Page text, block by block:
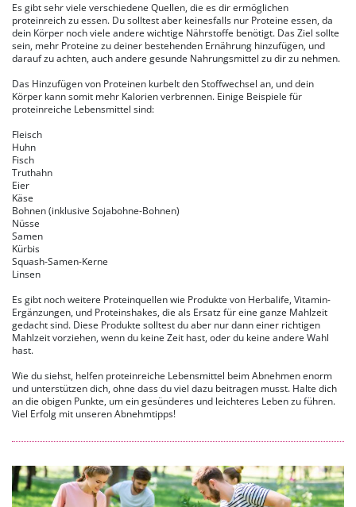
Es gibt sehr viele verschiedene Quellen, die es dir ermöglichen
proteinreich zu essen. Du solltest aber keinesfalls nur Proteine essen, da
dein Körper noch viele andere wichtige Nährstoffe benötigt. Das Ziel sollte
sein, mehr Proteine zu deiner bestehenden Ernährung hinzufügen, und
darauf zu achten, auch andere gesunde Nahrungsmittel zu dir zu nehmen.
Das Hinzufügen von Proteinen kurbelt den Stoffwechsel an, und dein
Körper kann somit mehr Kalorien verbrennen. Einige Beispiele für
proteinreiche Lebensmittel sind:
Fleisch
Huhn
Fisch
Truthahn
Eier
Käse
Bohnen (inklusive Sojabohne-Bohnen)
Nüsse
Samen
Kürbis
Squash-Samen-Kerne
Linsen
Es gibt noch weitere Proteinquellen wie Produkte von Herbalife, Vitamin-
Ergänzungen, und Proteinshakes, die als Ersatz für eine ganze Mahlzeit
gedacht sind. Diese Produkte solltest du aber nur dann einer richtigen
Mahlzeit vorziehen, wenn du keine Zeit hast, oder du keine andere Wahl
hast.
Wie du siehst, helfen proteinreiche Lebensmittel beim Abnehmen enorm
und unterstützen dich, ohne dass du viel dazu beitragen musst. Halte dich
an die obigen Punkte, um ein gesünderes und leichteres Leben zu führen.
Viel Erfolg mit unseren Abnehmtipps!